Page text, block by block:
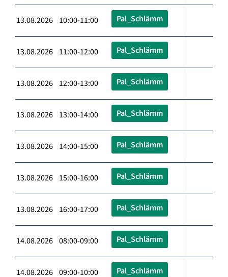
13.08.2026 10:00-11:00 Pal_Schlämm
13.08.2026 11:00-12:00 Pal_Schlämm
13.08.2026 12:00-13:00 Pal_Schlämm
13.08.2026 13:00-14:00 Pal_Schlämm
13.08.2026 14:00-15:00 Pal_Schlämm
13.08.2026 15:00-16:00 Pal_Schlämm
13.08.2026 16:00-17:00 Pal_Schlämm
14.08.2026 08:00-09:00 Pal_Schlämm
14.08.2026 09:00-10:00 Pal_Schlämm